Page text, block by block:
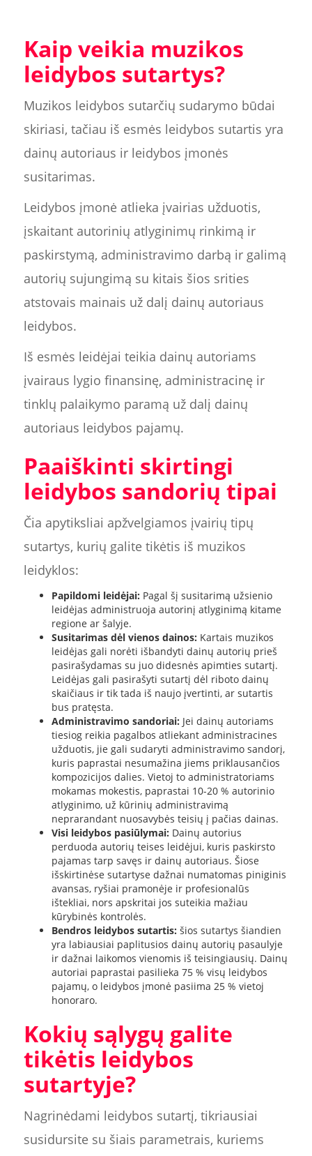
Kaip veikia muzikos
leidybos sutartys?
Muzikos leidybos sutarčių sudarymo būdai
skiriasi, tačiau iš esmės leidybos sutartis yra
dainų autoriaus ir leidybos įmonės
susitarimas.
Leidybos įmonė atlieka įvairias užduotis,
įskaitant autorinių atlyginimų rinkimą ir
paskirstymą, administravimo darbą ir galimą
autorių sujungimą su kitais šios srities
atstovais mainais už dalį dainų autoriaus
leidybos.
Iš esmės leidėjai teikia dainų autoriams
įvairaus lygio finansinę, administracinę ir
tinklų palaikymo paramą už dalį dainų
autoriaus leidybos pajamų.
Paaiškinti skirtingi
leidybos sandorių tipai
Čia apytiksliai apžvelgiamos įvairių tipų
sutartys, kurių galite tikėtis iš muzikos
leidyklos:
Papildomi leidėjai: Pagal šį susitarimą užsienio
leidėjas administruoja autorinį atlyginimą kitame
regione ar šalyje.
Susitarimas dėl vienos dainos: Kartais muzikos
leidėjas gali norėti išbandyti dainų autorių prieš
pasirašydamas su juo didesnės apimties sutartį.
Leidėjas gali pasirašyti sutartį dėl riboto dainų
skaičiaus ir tik tada iš naujo įvertinti, ar sutartis
bus pratęsta.
Administravimo sandoriai: Jei dainų autoriams
tiesiog reikia pagalbos atliekant administracines
užduotis, jie gali sudaryti administravimo sandorį,
kuris paprastai nesumažina jiems priklausančios
kompozicijos dalies. Vietoj to administratoriams
mokamas mokestis, paprastai 10-20 % autorinio
atlyginimo, už kūrinių administravimą
neprarandant nuosavybės teisių į pačias dainas.
Visi leidybos pasiūlymai: Dainų autorius
perduoda autorių teises leidėjui, kuris paskirsto
pajamas tarp savęs ir dainų autoriaus. Šiose
išskirtinėse sutartyse dažnai numatomas piniginis
avansas, ryšiai pramonėje ir profesionalūs
ištekliai, nors apskritai jos suteikia mažiau
kūrybinės kontrolės.
Bendros leidybos sutartis: šios sutartys šiandien
yra labiausiai paplitusios dainų autorių pasaulyje
ir dažnai laikomos vienomis iš teisingiausių. Dainų
autoriai paprastai pasilieka 75 % visų leidybos
pajamų, o leidybos įmonė pasiima 25 % vietoj
honoraro.
Kokių sąlygų galite
tikėtis leidybos
sutartyje?
Nagrinėdami leidybos sutartį, tikriausiai
susidursite su šiais parametrais, kuriems